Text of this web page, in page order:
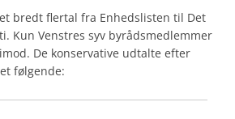
bredt flertal fra Enhedslisten til Det
Kun Venstres syv byrådsmedlemmer
De konservative udtalte efter
følgende: